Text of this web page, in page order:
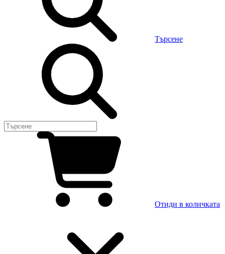
Търсене
Отиди в количката